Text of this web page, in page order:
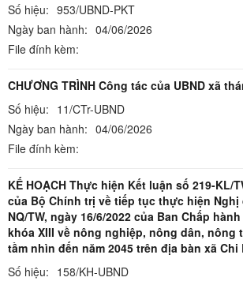
Số hiệu: 953/UBND-PKT
Ngày ban hành: 04/06/2026
File đính kèm:
CHƯƠNG TRÌNH Công tác của UBND xã
Số hiệu: 11/CTr-UBND
Ngày ban hành: 04/06/2026
File đính kèm:
KẾ HOẠCH Thực hiện Kết luận số 219-KL/
của Bộ Chính trị về tiếp tục thực hiện Nghị
NQ/TW, ngày 16/6/2022 của Ban Chấp
khóa XIII về nông nghiệp, nông dân, nông
tầm nhìn đến năm 2045 trên địa bàn xã Chi
Số hiệu: 158/KH-UBND